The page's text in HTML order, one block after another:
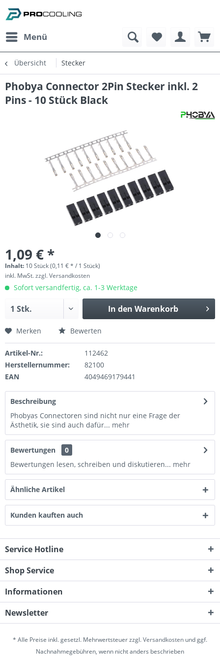
Menü
Übersicht Stecker
Phobya Connector 2Pin Stecker inkl. 2
Pins - 10 Stück Black
1,09 € *
Inhalt: 10 Stück (0,11 € * / 1 Stück)
inkl. MwSt.zzgl. Versandkosten
Sofort versandfertig, ca. 1-3 Werktage
In den Warenkorb
Merken Bewerten
Artikel-Nr.:
112462
Herstellernummer:
82100
EAN
4049469179441
Beschreibung
Phobyas Connectoren sind nicht nur eine Frage der
Ästhetik, sie sind auch dafür... mehr
Bewertungen
0
Bewertungen lesen, schreiben und diskutieren... mehr
Ähnliche Artikel
Kunden kauften auch
Service Hotline
Shop Service
Informationen
Newsletter
* Alle Preise inkl. gesetzl. Mehrwertsteuer zzgl.Versandkosten und ggf.
Nachnahmegebühren, wenn nicht anders beschrieben